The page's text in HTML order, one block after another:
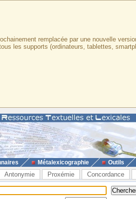
remplacée par une nouvelle
les supports (ordinateurs, tablettes,
Métalexicographie Outils
Antonymie Proxémie Concordance